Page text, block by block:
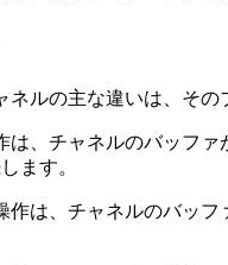
ルの主な違いは、その
は、チャネルのバッフ
ます。
作は、チャネルのバッ